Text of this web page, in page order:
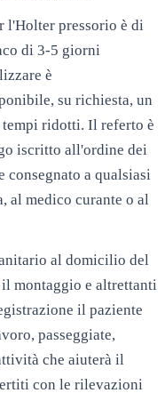
l'Holter pressorio è di
di 3-5 giorni
è
su richiesta, un
ridotti. Il referto è
iscritto all'ordine dei
consegnato a qualsiasi
al medico curante o al
al domicilio del
montaggio e altrettanti
il paziente
passeggiate,
che aiuterà il
con le rilevazioni